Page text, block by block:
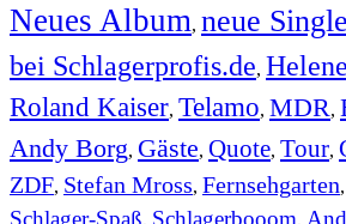
Neues Album, neue Single
bei Schlagerprofis.de,
Roland Kaiser, Telamo, MDR,
Andy Borg, Gäste, Quote, Tour,
ZDF, Stefan Mross, Fernsehgarten,
Schlager-Spaß, Schlagerbooom,